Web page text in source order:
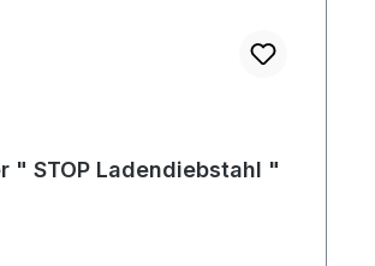
" STOP Ladendiebstahl "